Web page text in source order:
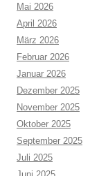
Mai 2026
April 2026
März 2026
Februar 2026
Januar 2026
Dezember 2025
November 2025
Oktober 2025
September 2025
Juli 2025